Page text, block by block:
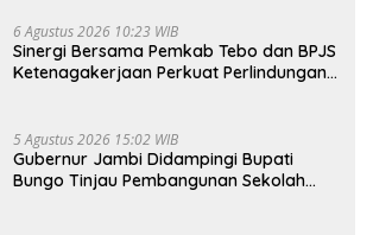
6 Agustus 2026 10:23 WIB
Sinergi Bersama Pemkab Tebo dan BPJS
Ketenagakerjaan Perkuat Perlindungan
5 Agustus 2026 15:02 WIB
Gubernur Jambi Didampingi Bupati
Bungo Tinjau Pembangunan Sekolah